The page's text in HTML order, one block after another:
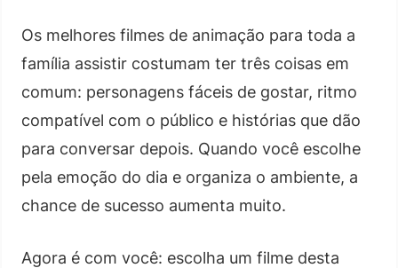
Os melhores filmes de animação para toda a
família assistir costumam ter três coisas em
comum: personagens fáceis de gostar, ritmo
compatível com o público e histórias que dão
para conversar depois. Quando você escolhe
pela emoção do dia e organiza o ambiente, a
chance de sucesso aumenta muito.
Agora é com você: escolha um filme desta